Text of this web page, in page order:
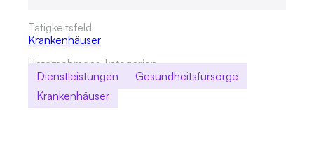
Tätigkeitsfeld
Krankenhäuser
Unternehmens-kategorien
Dienstleistungen
Gesundheitsfürsorge
Krankenhäuser